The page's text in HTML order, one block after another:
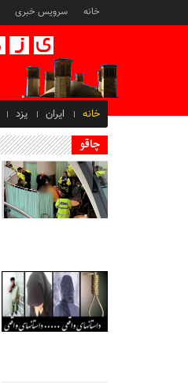
خانه سرویس خبری
خانه ایران یزد
چاقو
20 Mehr 1398 - 00:30
27 Mordad 1398 -